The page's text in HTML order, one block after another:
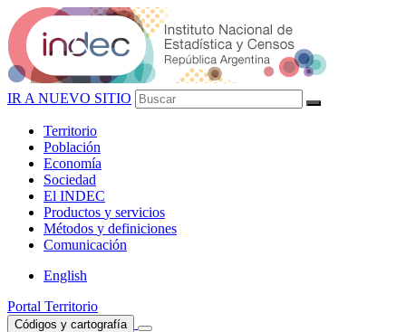
IR A NUEVO SITIO
Territorio
Población
Economía
Sociedad
El INDEC
Productos y servicios
Métodos y definiciones
Comunicación
English
Portal Territorio
Códigos y cartografía